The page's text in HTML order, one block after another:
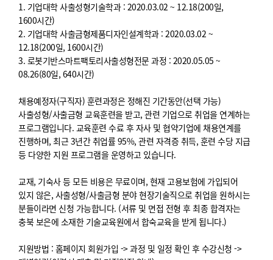
1. 기업대학 사출성형기술학과 : 2020.03.02 ~ 12.18(200일,
1600시간)
2. 기업대학 사출금형제품디자인설계학과 : 2020.03.02 ~
12.18(200일, 1600시간)
3. 로봇기반스마트팩토리사출성형전문 과정 : 2020.05.05 ~
08.26(80일, 640시간)
채용예정자(구직자) 훈련과정은 정해진 기간동안(선택 가능)
사출성형/사출금형 교육훈련을 받고, 관련 기업으로 취업을 연계하는
프로그램입니다. 교육훈련 수료 후 자사 및 협약기업에 채용연계를
진행하며, 최근 3년간 취업률 95%, 관련 자격증 취득, 훈련 수당 지급
등 다양한 지원 프로그램을 운영하고 있습니다.
교재, 기숙사 등 모든 비용은 무료이며, 현재 고용보험에 가입되어
있지 않은, 사출성형/사출금형 분야 현장기술직으로 취업을 원하시는
분들이라면 신청 가능합니다. (서류 및 면접 전형 후 최종 합격자는
충북 보은에 소재한 기술교육원에서 합숙교육을 받게 됩니다.)
지원방법 : 홈페이지 회원가입 -> 과정 및 일정 확인 후 수강신청 ->